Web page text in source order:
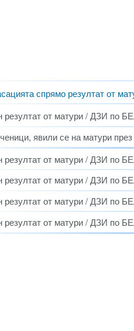
спрямо резултат от
от матури / ДЗИ по
явили се на матури през
от матури / ДЗИ по
от матури / ДЗИ по
от матури / ДЗИ по
от матури / ДЗИ по